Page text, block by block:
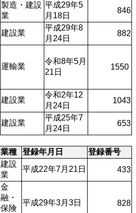
製造・建設
業
平成29年5
月18日
846
建設業
平成29年8
月24日
882
運輸業
令和8年5月
21日
1550
建設業
令和2年12
月24日
1043
建設業
平成25年7
月24日
653
業種 登録年月日
登録番号
建設
業
平成22年7月21日 433
金
融・
保険
平成29年3月3日 828